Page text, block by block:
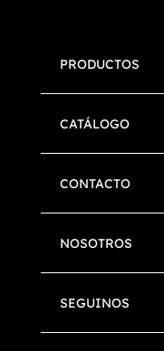
PRODUCTOS
CATÁLOGO
CONTACTO
NOSOTROS
SEGUINOS